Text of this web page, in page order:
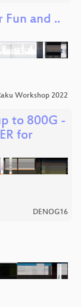
and ..
Workshop 2022
to 800G -
for
DENOG16